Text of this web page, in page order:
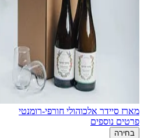
מארז סיידר אלכוהולי חורפי-רומנטי
פרטים נוספים
בחירה